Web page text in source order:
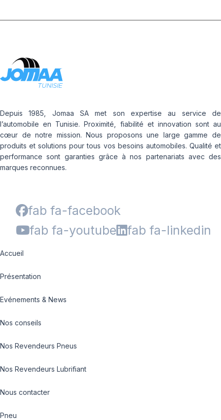
Depuis 1985, Jomaa SA met son expertise au service de
l’automobile en Tunisie. Proximité, fiabilité et innovation sont au
cœur de notre mission. Nous proposons une large gamme de
produits et solutions pour tous vos besoins automobiles. Qualité et
performance sont garanties grâce à nos partenariats avec des
marques reconnues.
fab fa-facebook
fab fa-youtube
fab fa-linkedin
Accueil
Présentation
Evénements & News
Nos conseils
Nos Revendeurs Pneus
Nos Revendeurs Lubrifiant
Nous contacter
Pneu